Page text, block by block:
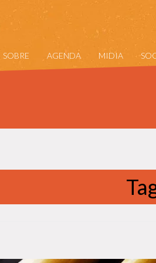
SOBRE AGENDA MIDIA